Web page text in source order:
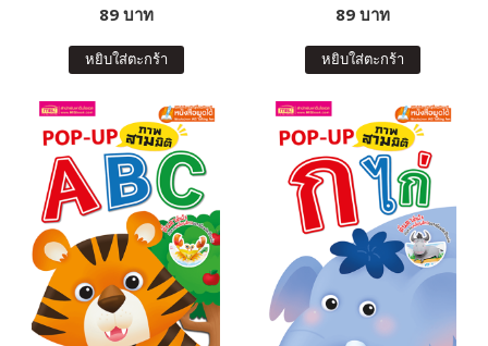
น้อย
89 บาท
หยิบใส่ตะกร้า
ฟาร์ม
89 บาท
หยิบใส่ตะกร้า